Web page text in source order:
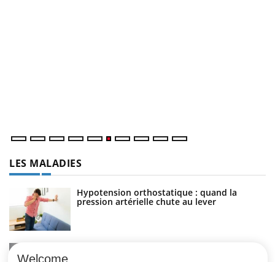
LES MALADIES
Hypotension orthostatique : quand la
pression artérielle chute au lever
Welcome